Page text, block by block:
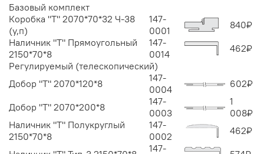
Базовый комплект
Коробка "Т" 2070*70*32 Ч-38
(у,п)
147-
0001
840₽
Наличник "Т" Прямоугольный
2150*70*8
147-
0014
462₽
Регулируемый (телескопический)
Добор "Т" 2070*120*8
147-
0004
602₽
Добор "Т" 2070*200*8
147-
0003
1
008₽
Наличник "Т" Полукруглый
2150*70*8
147-
0002
462₽
147-